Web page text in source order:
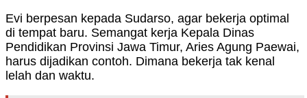
Evi berpesan kepada Sudarso, agar bekerja optimal
di tempat baru. Semangat kerja Kepala Dinas
Pendidikan Provinsi Jawa Timur, Aries Agung Paewai,
harus dijadikan contoh. Dimana bekerja tak kenal
lelah dan waktu.